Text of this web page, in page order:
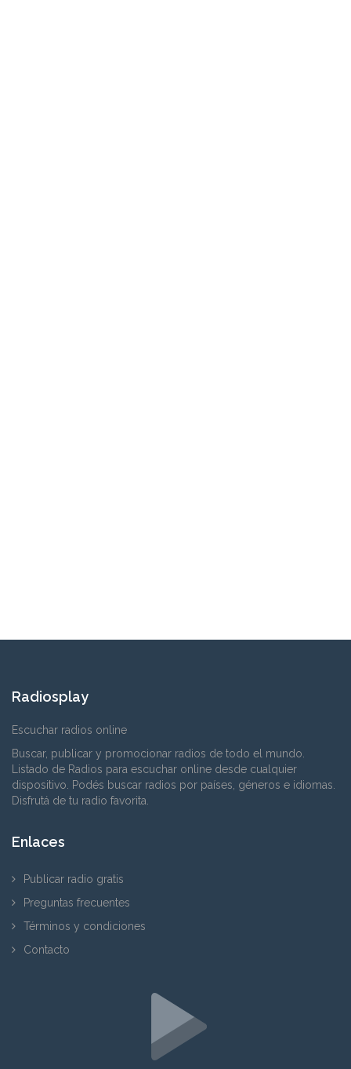
Radiosplay
Escuchar radios online
Buscar, publicar y promocionar radios de todo el mundo.
Listado de Radios para escuchar online desde cualquier
dispositivo. Podés buscar radios por países, géneros e idiomas.
Disfrutá de tu radio favorita.
Enlaces
Publicar radio gratis
Preguntas frecuentes
Términos y condiciones
Contacto